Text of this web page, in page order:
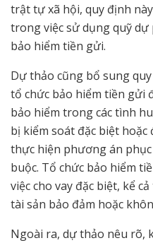
trật tự xã hội, quy định
trong việc sử dụng quỹ
bảo hiểm tiền gửi.
Dự thảo cũng bổ sung
tổ chức bảo hiểm tiền gửi
bảo hiểm trong các tình
bị kiểm soát đặc biệt
thực hiện phương án
buộc. Tổ chức bảo hiểm
việc cho vay đặc biệt, kể
tài sản bảo đảm hoặc
Ngoài ra, dự thảo nêu rõ,